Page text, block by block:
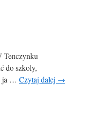
Tenczynku
do szkoły,
ja … Czytaj dalej →